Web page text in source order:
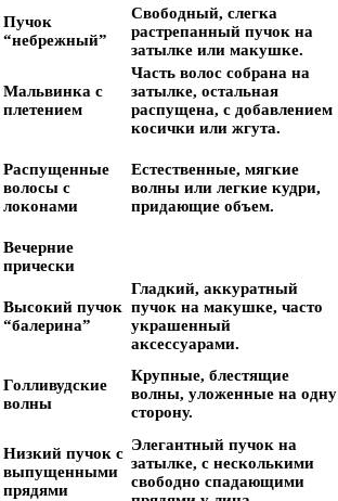
Пучок
“небрежный”
Свободный, слегка
растрепанный пучок на
затылке или макушке.
Мальвинка с
плетением
Часть волос собрана на
затылке, остальная
распущена, с добавлением
косички или жгута.
Распущенные
волосы с
локонами
Естественные, мягкие
волны или легкие кудри,
придающие объем.
Вечерние
прически
Высокий пучок
“балерина”
Гладкий, аккуратный
пучок на макушке, часто
украшенный
аксессуарами.
Голливудские
волны
Крупные, блестящие
волны, уложенные на одну
сторону.
Низкий пучок с
выпущенными
прядями
Элегантный пучок на
затылке, с несколькими
свободно спадающими